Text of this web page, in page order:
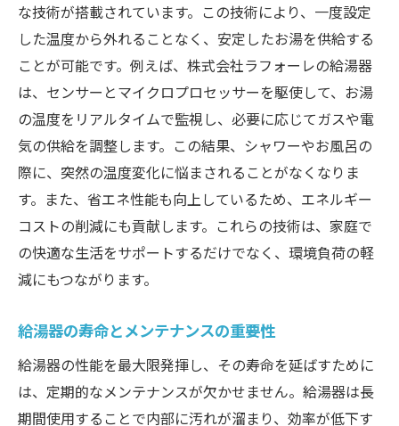
な技術が搭載されています。この技術により、一度設定
した温度から外れることなく、安定したお湯を供給する
ことが可能です。例えば、株式会社ラフォーレの給湯器
は、センサーとマイクロプロセッサーを駆使して、お湯
の温度をリアルタイムで監視し、必要に応じてガスや電
気の供給を調整します。この結果、シャワーやお風呂の
際に、突然の温度変化に悩まされることがなくなりま
す。また、省エネ性能も向上しているため、エネルギー
コストの削減にも貢献します。これらの技術は、家庭で
の快適な生活をサポートするだけでなく、環境負荷の軽
減にもつながります。
給湯器の寿命とメンテナンスの重要性
給湯器の性能を最大限発揮し、その寿命を延ばすために
は、定期的なメンテナンスが欠かせません。給湯器は長
期間使用することで内部に汚れが溜まり、効率が低下す